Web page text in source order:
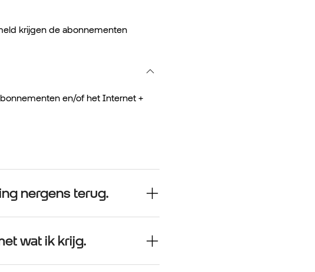
krijgen de abonnementen
en/of het Internet +
nergens terug.
wat ik krijg.